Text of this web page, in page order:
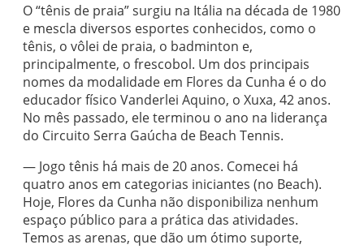
O “tênis de praia” surgiu na Itália na década de 1980
e mescla diversos esportes conhecidos, como o
tênis, o vôlei de praia, o badminton e,
principalmente, o frescobol. Um dos principais
nomes da modalidade em Flores da Cunha é o do
educador físico Vanderlei Aquino, o Xuxa, 42 anos.
No mês passado, ele terminou o ano na liderança
do Circuito Serra Gaúcha de Beach Tennis.
— Jogo tênis há mais de 20 anos. Comecei há
quatro anos em categorias iniciantes (no Beach).
Hoje, Flores da Cunha não disponibiliza nenhum
espaço público para a prática das atividades.
Temos as arenas, que dão um ótimo suporte,